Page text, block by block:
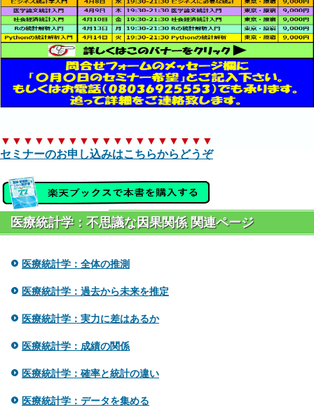
▼▼▼▼▼▼▼▼▼▼▼▼▼▼▼▼▼▼▼
セミナーのお申し込みはこちらからどうぞ
医療統計学：不思議な因果関係 関連ページ
医療統計学：全体の推測
医療統計学：過去から未来を推定
医療統計学：実力に差はあるか
医療統計学：成績の関係
医療統計学：確率と統計の違い
医療統計学：データを集める